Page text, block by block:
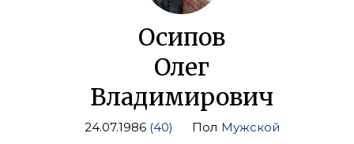
Осипов
Олег
Владимирович
24.07.1986 (40) Пол Мужской